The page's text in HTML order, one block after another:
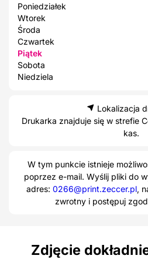
Poniedziałek
Wtorek
Środa
Czwartek
Piątek
Sobota
Niedziela
Lokalizacja
Drukarka znajduje się w strefie
kas.
W tym punkcie istnieje
poprzez e-mail. Wyślij pliki do
adres: 0266@print.zeccer.pl,
zwrotny i postępuj
Zdjęcie